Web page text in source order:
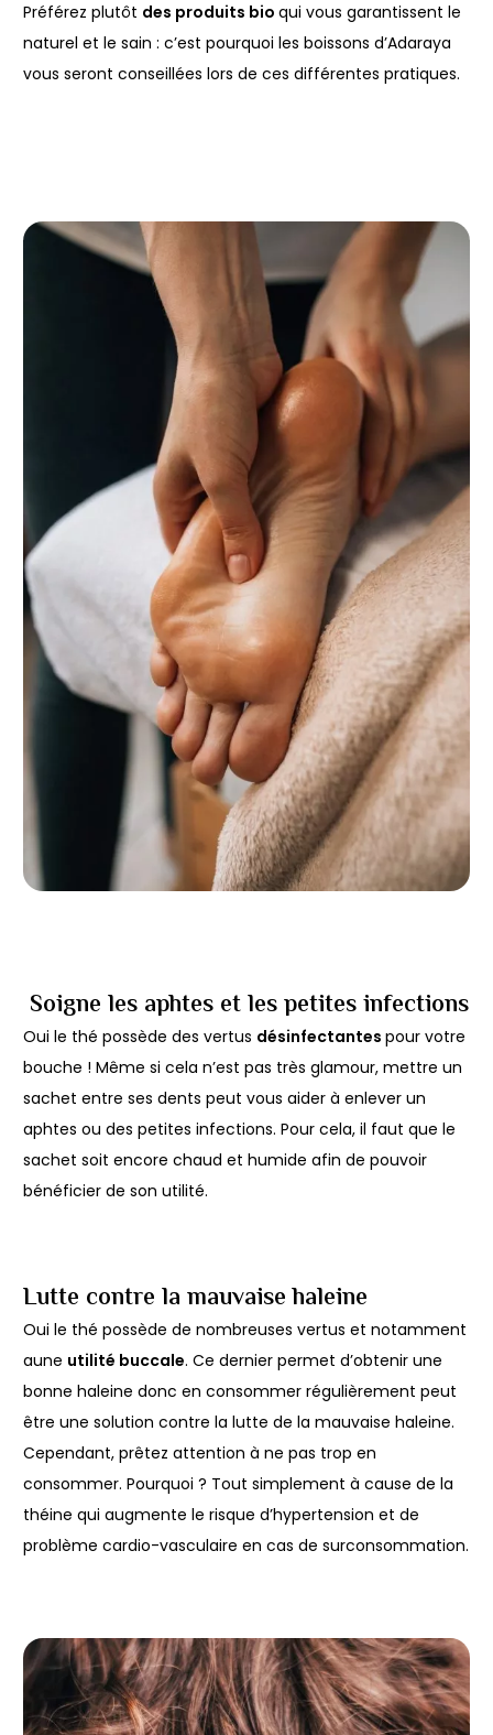
Préférez plutôt des produits bioqui vous garantissent le
naturel et le sain : c’est pourquoi les boissons d’Adaraya
vous seront conseillées lors de ces différentes pratiques.
Soigne les aphtes et les petites infections
Oui le thé possède des vertus désinfectantespour votre
bouche ! Même si cela n’est pas très glamour, mettre un
sachet entre ses dents peut vous aider à enlever un
aphtes ou des petites infections. Pour cela, il faut que le
sachet soit encore chaud et humide afin de pouvoir
bénéficier de son utilité.
Lutte contre la mauvaise haleine
Oui le thé possède de nombreuses vertus et notamment
aune utilité buccale. Ce dernier permet d’obtenir une
bonne haleine donc en consommer régulièrement peut
être une solution contre la lutte de la mauvaise haleine.
Cependant, prêtez attention à ne pas trop en
consommer. Pourquoi ? Tout simplement à cause de la
théine qui augmente le risque d’hypertension et de
problème cardio-vasculaire en cas de surconsommation.